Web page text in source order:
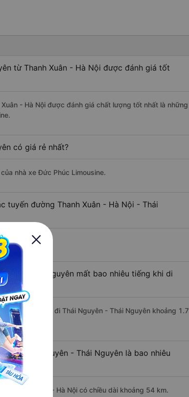
từ Thanh Xuân - Hà Nội được đánh giá tốt
- Hà Nội được đánh giá chất lượng tốt nhất là những
có giá rẻ nhất?
nhà xe Đức Phúc Limousine.
tuyến đường Thanh Xuân - Hà Nội - Thái
- Thái Nguyên mất bao nhiêu tiếng khi di
Xuân - Hà Nội đi Thái Nguyên - Thái Nguyên khoảng 1.7
đi Thái Nguyên - Thái Nguyên là bao nhiêu
Thanh Xuân - Hà Nội có chiều dài khoảng 54 km.